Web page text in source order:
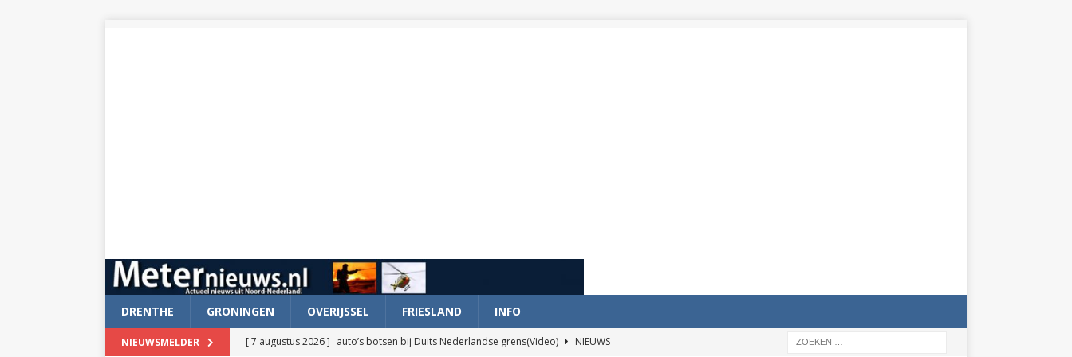
DRENTHE GRONINGEN OVERIJSSEL FRIESLAND INFO
NIEUWSMELDER [ 7 augustus 2026 ] auto’s botsen bij Duits Nederlandse grens(Video)
NIEUWS